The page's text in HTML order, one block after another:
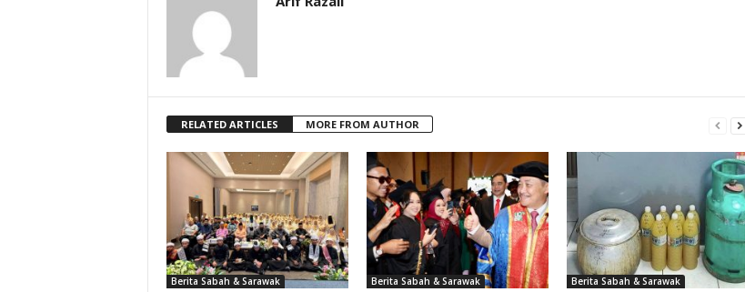
RELATED ARTICLES MORE FROM AUTHOR
Berita Sabah & Sarawak Berita Sabah & Sarawak Berita Sabah & Sarawak